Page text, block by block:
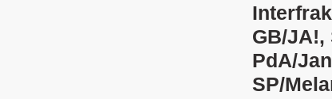
GB/JA!,
PdA/
SP/